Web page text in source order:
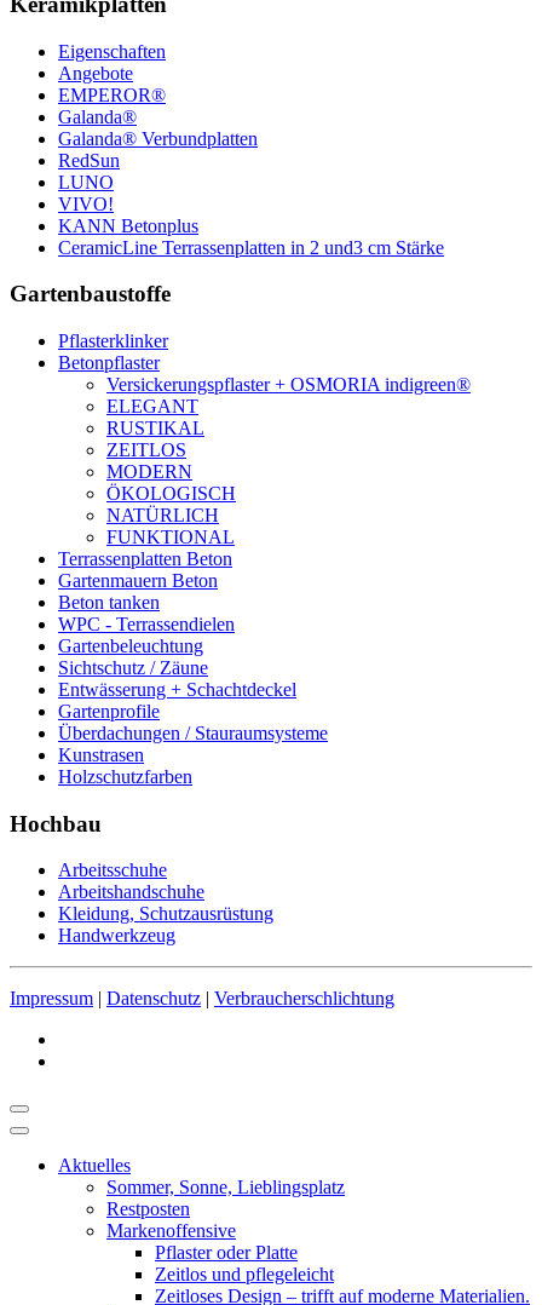
Eigenschaften
Angebote
EMPEROR®
Galanda®
Galanda® Verbundplatten
RedSun
LUNO
VIVO!
KANN Betonplus
CeramicLine Terrassenplatten in 2 und3 cm Stärke
Gartenbaustoffe
Pflasterklinker
Betonpflaster
Versickerungspflaster + OSMORIA indigreen®
ELEGANT
RUSTIKAL
ZEITLOS
MODERN
ÖKOLOGISCH
NATÜRLICH
FUNKTIONAL
Terrassenplatten Beton
Gartenmauern Beton
Beton tanken
WPC - Terrassendielen
Gartenbeleuchtung
Sichtschutz / Zäune
Entwässerung + Schachtdeckel
Gartenprofile
Überdachungen / Stauraumsysteme
Kunstrasen
Holzschutzfarben
Hochbau
Arbeitsschuhe
Arbeitshandschuhe
Kleidung, Schutzausrüstung
Handwerkzeug
Impressum Datenschutz Verbraucherschlichtung
Aktuelles
Sommer, Sonne, Lieblingsplatz
Restposten
Markenoffensive
Pflaster oder Platte
Zeitlos und pflegeleicht
Zeitloses Design – trifft auf moderne Materialien.